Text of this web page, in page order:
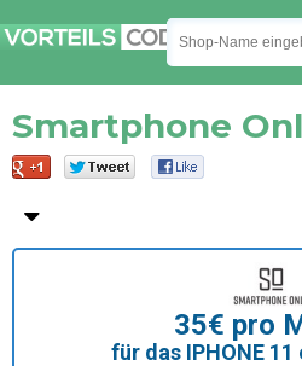
Smartphone
35€ pro
für das IPHONE